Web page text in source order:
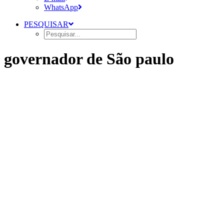
WhatsApp
PESQUISAR
governador de São paulo